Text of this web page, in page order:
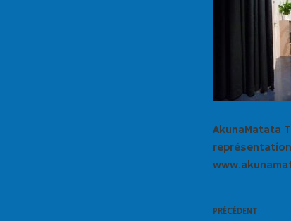
AkunaMatata
PRÉCÉDENT